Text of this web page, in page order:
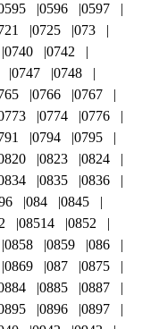
0596
0597
0725
073
0740
0742
0747
0748
0766
0767
0774
0776
0794
0795
0823
0824
0835
0836
084
0845
08514
0852
0858 0859
086
0869 087
0875
0885
0887
0896
0897